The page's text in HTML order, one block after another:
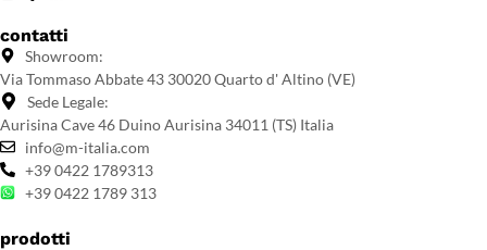
contatti
Showroom:
Via Tommaso Abbate 43 30020 Quarto d' Altino (VE)
Sede Legale:
Aurisina Cave 46 Duino Aurisina 34011 (TS) Italia
info@m-italia.com
+39 0422 1789313
+39 0422 1789 313
prodotti